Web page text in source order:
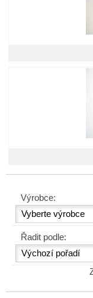
Výrobce:
Řadit podle: